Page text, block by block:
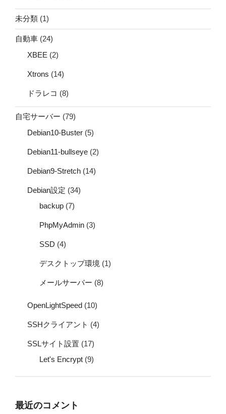
未分類 (1)
自動車 (24)
XBEE (2)
Xtrons (14)
ドラレコ (8)
自宅サーバー (79)
Debian10-Buster (5)
Debian11-bullseye (2)
Debian9-Stretch (14)
Debian設定 (34)
backup (7)
PhpMyAdmin (3)
SSD (4)
デスクトップ環境 (1)
メールサーバー (8)
OpenLightSpeed (10)
SSHクライアント (4)
SSLサイト設置 (17)
Let's Encrypt (9)
最近のコメント